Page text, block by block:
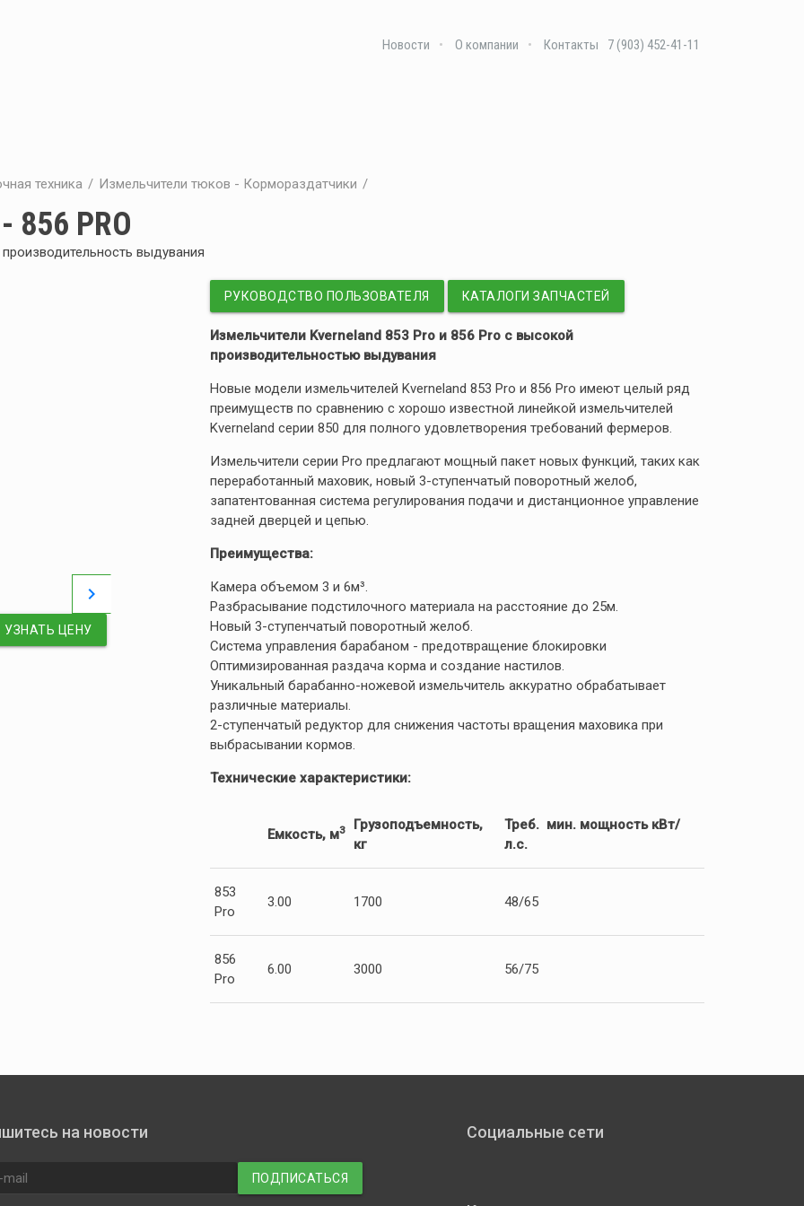
Новости О компании Контакты 7 (903) 452-41-11
техника / Измельчители тюков - Кормораздатчики /
856 PRO
выдувания
chevron_right
УЗНАТЬ ЦЕНУ
РУКОВОДСТВО ПОЛЬЗОВАТЕЛЯ КАТАЛОГИ ЗАПЧАСТЕЙ
Измельчители Kverneland 853 Pro и 856 Pro с высокой
производительностью выдувания
Новые модели измельчителей Kverneland 853 Pro и 856 Pro имеют целый ряд
преимуществ по сравнению с хорошо известной линейкой измельчителей
Kverneland серии 850 для полного удовлетворения требований фермеров.
Измельчители серии Pro предлагают мощный пакет новых функций, таких как
переработанный маховик, новый 3-ступенчатый поворотный желоб,
запатентованная система регулирования подачи и дистанционное управление
задней дверцей и цепью.
Преимущества:
Камера объемом 3 и 6м³.
Разбрасывание подстилочного материала на расстояние до 25м.
Новый 3-ступенчатый поворотный желоб.
Система управления барабаном - предотвращение блокировки
Оптимизированная раздача корма и создание настилов.
Уникальный барабанно-ножевой измельчитель аккуратно обрабатывает
различные материалы.
2-ступенчатый редуктор для снижения частоты вращения маховика при
выбрасывании кормов.
Технические характеристики:
Емкость, м3
Грузоподъемность,
кг
Треб. мин. мощность кВт/
л.с.
853
Pro
3.00 1700 48/65
856
Pro
6.00 3000 56/75
на новости
ПОДПИСАТЬСЯ
Социальные сети